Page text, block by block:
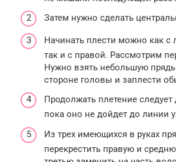
Затем нужно сделать
Начинать плести можно как с
так и с правой. Рассмотрим
Нужно взять небольшую
стороне головы и заплести
Продолжать плетение
пока оно не дойдет до линии
Из трех имеющихся в руках
перекрестить правую и